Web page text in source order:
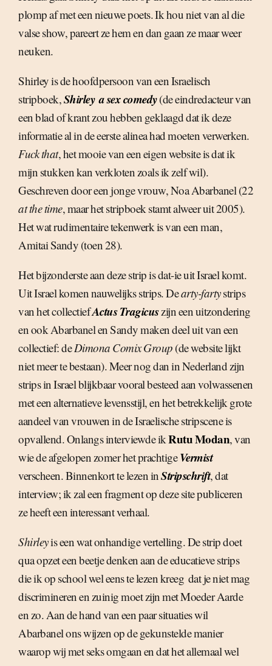
plomp af met een nieuwe poets. Ik hou niet van al die
valse show, pareert ze hem en dan gaan ze maar weer
neuken.
Shirley is de hoofdpersoon van een Israelisch
stripboek,Shirley  a sex comedy(de eindredacteur van
een blad of krant zou hebben geklaagd dat ik deze
informatie al in de eerste alinea had moeten verwerken.
Fuck that, het mooie van een eigen website is dat ik
mijn stukken kan verkloten zoals ik zelf wil).
Geschreven door een jonge vrouw, Noa Abarbanel (22
at the time, maar het stripboek stamt alweer uit 2005).
Het wat rudimentaire tekenwerk is van een man,
Amitai Sandy (toen 28).
Het bijzonderste aan deze strip is dat-ie uit Israel komt.
Uit Israel komen nauwelijks strips. Dearty-fartystrips
van het collectiefActus Tragicuszijn een uitzondering
en ook Abarbanel en Sandy maken deel uit van een
collectief: deDimona Comix Group (de website lijkt
niet meer te bestaan). Meer nog dan in Nederland zijn
strips in Israel blijkbaar vooral besteed aan volwassenen
met een alternatieve levensstijl, en het betrekkelijk grote
aandeel van vrouwen in de Israelische stripscene is
opvallend. Onlangs interviewde ikRutu Modan, van
wie de afgelopen zomer het prachtigeVermist
verscheen. Binnenkort te lezen inStripschrift, dat
interview; ik zal een fragment op deze site publiceren 
ze heeft een interessant verhaal.
Shirleyis een wat onhandige vertelling. De strip doet
qua opzet een beetje denken aan de educatieve strips
die ik op school wel eens te lezen kreeg  dat je niet mag
discrimineren en zuinig moet zijn met Moeder Aarde
en zo. Aan de hand van een paar situaties wil
Abarbanel ons wijzen op de gekunstelde manier
waarop wij met seks omgaan en dat het allemaal wel